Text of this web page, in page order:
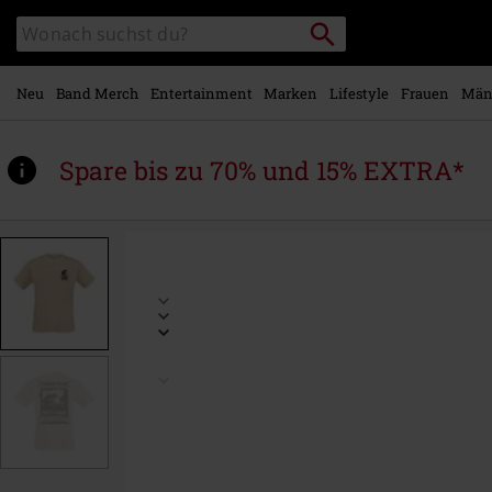
Hauptinhalt
springen
Katalog
durchsuchen
Packstation
suchen
Neu Band Merch Entertainment Marken Lifestyle Frauen
Spare bis zu 70% und 15% EXTRA*
www.emp.at/p/meteora-